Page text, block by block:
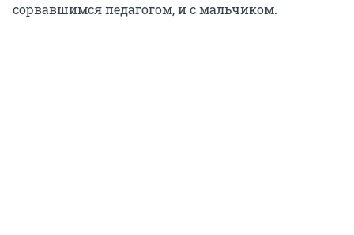
сорвавшимся педагогом, и с мальчиком.